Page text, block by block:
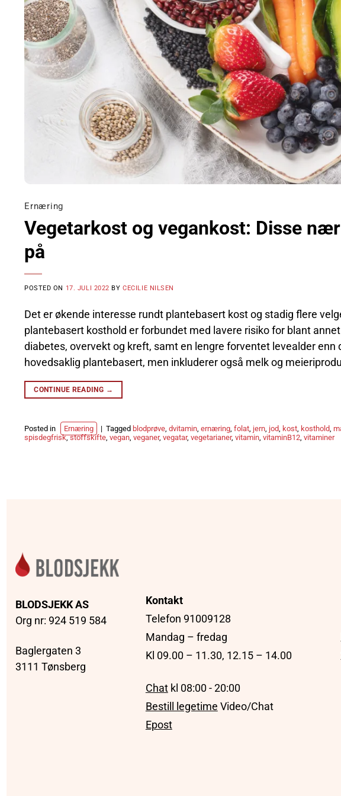
Ernæring
Vegetarkost og vegankost: Disse
på
POSTED ON 17. JULI 2022 BYCECILIE NILSEN
Det er økende interesse rundt plantebasert kost og stadig flere
plantebasert kosthold er forbundet med lavere risiko for blant
diabetes, overvekt og kreft, samt en lengre forventet levealder
hovedsaklig plantebasert, men inkluderer også melk og
CONTINUE READING →
Posted in Ernæring | Tagged blodprøve dvitamin ernæring folat jern jod kost kosthold
spisdegfrisk,stoffskifte vegan veganer, vegatar, vegetarianer, vitamin vitaminB12 vitaminer
BLODSJEKK AS
Org nr: 924 519 584
Baglergaten 3
3111 Tønsberg
Kontakt
Telefon 91009128
Mandag – fredag
Kl 09.00 – 11.30, 12.15 – 14.00
Chatkl 08:00 - 20:00
Bestill legetime Video/Chat
Epost